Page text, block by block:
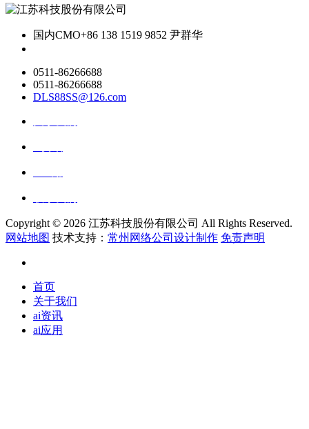
国内CMO+86 138 1519 9852 尹群华
0511-86266688
0511-86266688
DLS88SS@126.com
Copyright © 2026 江苏科技股份有限公司 All Rights Reserved.
网站地图 技术支持： 常州网络公司设计制作 免责声明
首页
关于我们
ai资讯
ai应用